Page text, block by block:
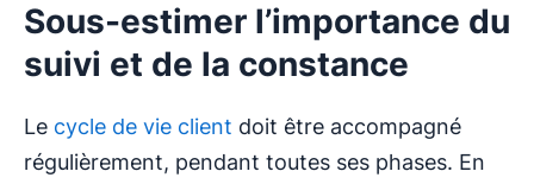
Sous-estimer l’importance du
suivi et de la constance
Le cycle de vie client doit être accompagné
régulièrement, pendant toutes ses phases. En